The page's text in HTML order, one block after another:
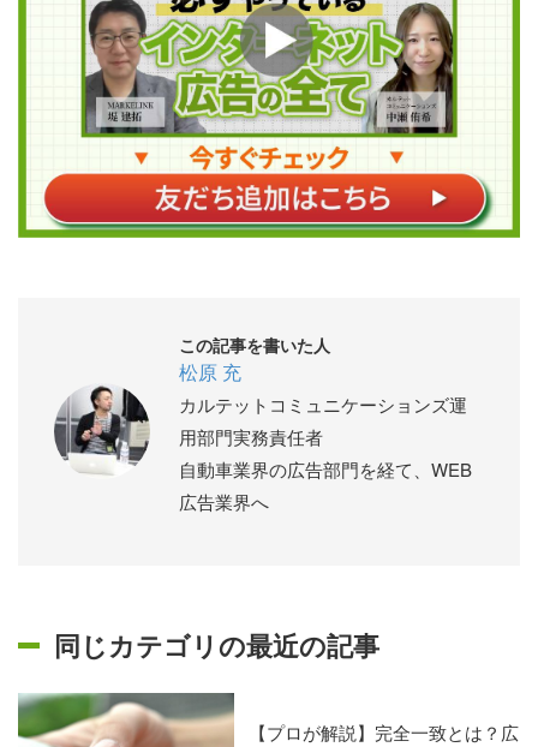
この記事を書いた人
松原 充
カルテットコミュニケーションズ運
用部門実務責任者
自動車業界の広告部門を経て、WEB
広告業界へ
同じカテゴリの最近の記事
【プロが解説】完全一致とは？広